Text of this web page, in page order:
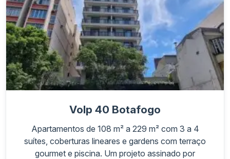
Volp 40 Botafogo
Apartamentos de 108 m² a 229 m² com 3 a 4
suítes, coberturas lineares e gardens com terraço
gourmet e piscina. Um projeto assinado por